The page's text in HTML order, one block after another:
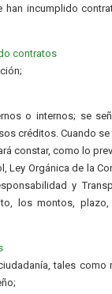
han incumplido
contratos
o internos; se
créditos. Cuando se
constar, como lo
Ley Orgánica de la
y
los montos,
tales como